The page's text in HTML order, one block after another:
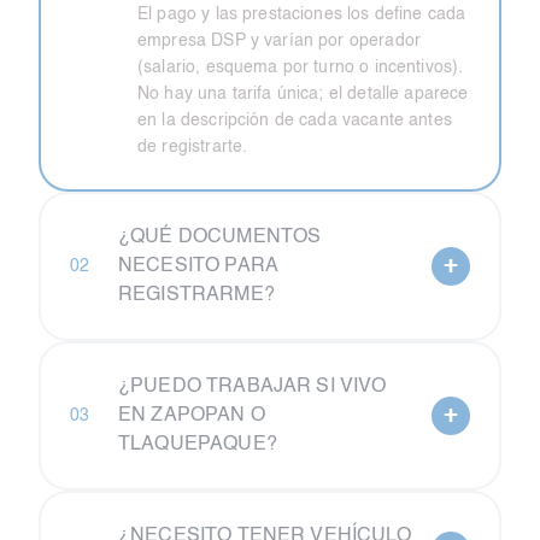
El pago y las prestaciones los define cada
empresa DSP y varían por operador
(salario, esquema por turno o incentivos).
No hay una tarifa única; el detalle aparece
en la descripción de cada vacante antes
de registrarte.
02
¿QUÉ DOCUMENTOS
NECESITO PARA
REGISTRARME?
+
03
¿PUEDO TRABAJAR SI VIVO
EN ZAPOPAN O
TLAQUEPAQUE?
+